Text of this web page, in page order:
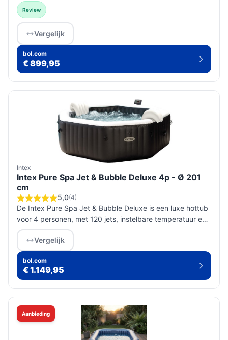
voorzien van 120 krachtige jets voor een verkwikkende
massage-ervaring...
Review
Vergelijk
bol.com
€ 899,95
Intex
Intex Pure Spa Jet & Bubble Deluxe 4p - Ø 201
cm
5,0(4)
De Intex Pure Spa Jet & Bubble Deluxe is een luxe hottub
voor 4 personen, met 120 jets, instelbare temperatuur en
innovatieve hydro-aeration technologie voor optimale
ontspanning.
Vergelijk
bol.com
€ 1.149,95
Aanbieding